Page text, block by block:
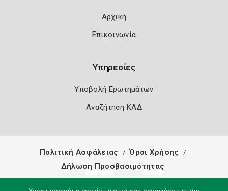
Αρχική
Επικοινωνία
Υπηρεσίες
Υποβολή Ερωτημάτων
Αναζήτηση ΚΑΔ
Πολιτική Ασφάλειας
Όροι Χρήσης
Δήλωση Προσβασιμότητας